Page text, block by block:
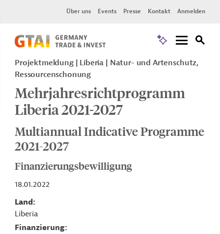
Über uns Events Presse Kontakt Anmelden
Projektmeldung Liberia
Natur- und Artenschutz,
Ressourcenschonung
Mehrjahresrichtprogramm
Liberia 2021-2027
Multiannual Indicative Programme
2021-2027
Finanzierungsbewilligung
18.01.2022
Land
Liberia
Finanzierung